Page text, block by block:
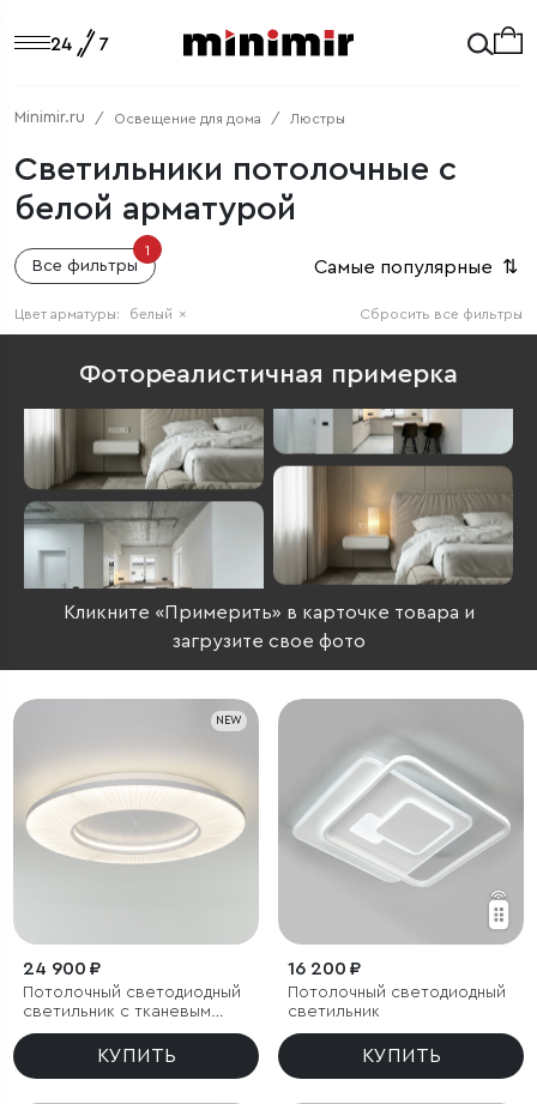
Minimir.ru Освещение для дома Люстры
Светильники потолочные с
белой арматурой
Все фильтры
1
Самые популярные ⇅
Сбросить все фильтры
Цвет арматуры: белый ×
Фотореалистичная примерка
Кликните «Примерить» в карточке товара и
загрузите свое фото
NEW
24 900 ₽
Потолочный светодиодный
светильник с тканевым
рассеивателем
КУПИТЬ
16 200 ₽
Потолочный светодиодный
светильник
КУПИТЬ